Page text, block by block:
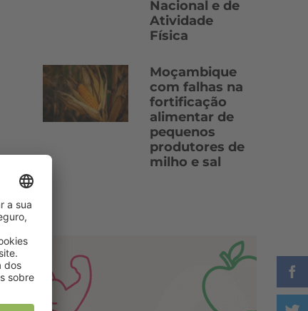
Nacional e de
Atividade
Física
Moçambique
com falhas na
fortificação
alimentar de
pequenos
produtores de
milho e sal